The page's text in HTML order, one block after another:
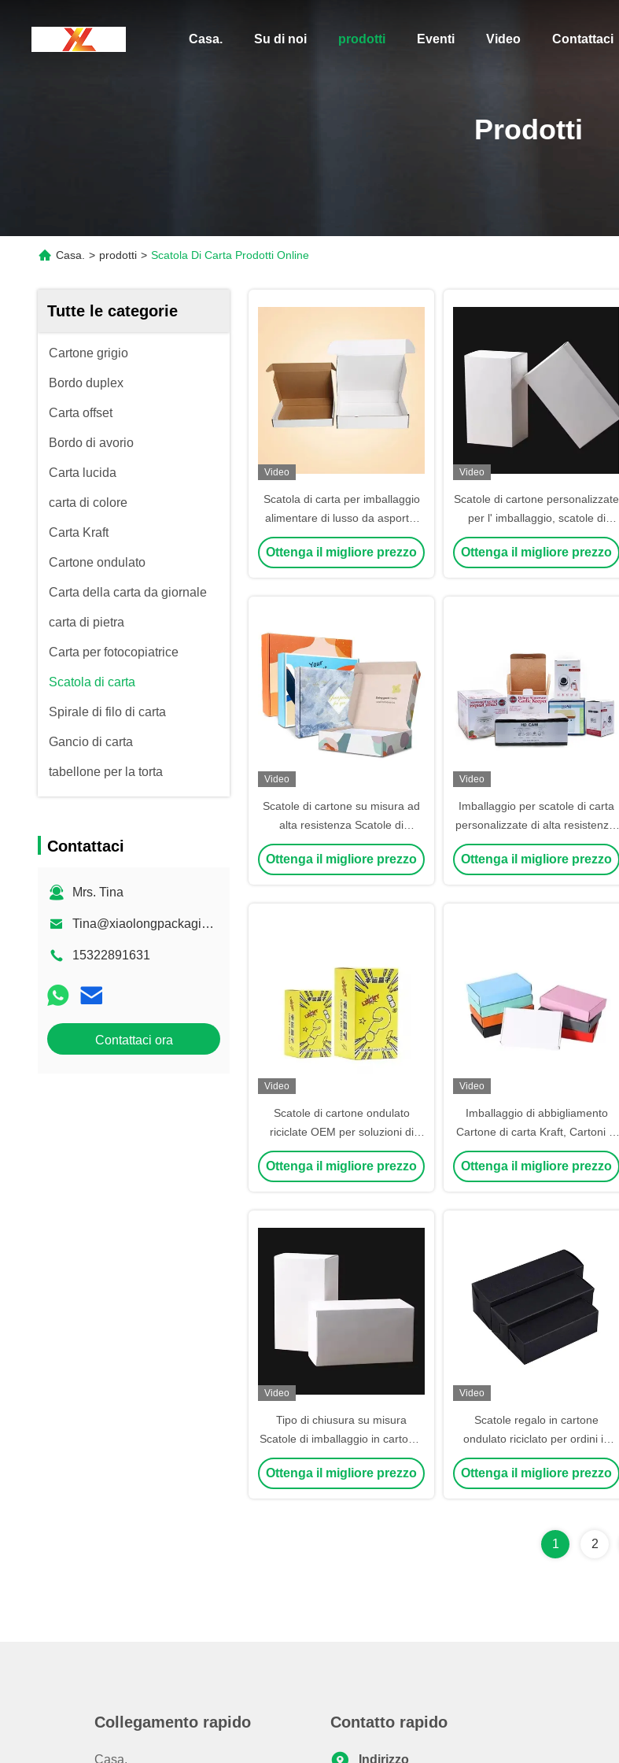
Casa. Su di noi prodotti Eventi Video Contattaci
Prodotti
Casa. > prodotti > Scatola Di Carta Prodotti Online
Tutte le categorie
Cartone grigio
Bordo duplex
Carta offset
Bordo di avorio
Carta lucida
carta di colore
Carta Kraft
Cartone ondulato
Carta della carta da giornale
carta di pietra
Carta per fotocopiatrice
Scatola di carta
Spirale di filo di carta
Gancio di carta
tabellone per la torta
Contattaci
Mrs. Tina
Tina@xiaolongpackaging.com
15322891631
Contattaci ora
Video
Scatola di carta per imballaggio
alimentare di lusso da asporto,
scatola per il pranzo in carta
kraft, OEM
Ottenga il migliore prezzo
Video
Scatole di cartone personalizzate
per l' imballaggio, scatole di
imballaggio in cartone bianco
Ottenga il migliore prezzo
Video
Scatole di cartone su misura ad
alta resistenza Scatole di
imballaggio in carta ondulata
Ottenga il migliore prezzo
Video
Imballaggio per scatole di carta
personalizzate di alta resistenza,
scatole di cartone OEM
Ottenga il migliore prezzo
Video
Scatole di cartone ondulato
riciclate OEM per soluzioni di
imballaggio rigido sostenibile
Ottenga il migliore prezzo
Video
Imballaggio di abbigliamento
Cartone di carta Kraft, Cartoni di
imballaggio stampati su misura
Ottenga il migliore prezzo
Video
Tipo di chiusura su misura
Scatole di imballaggio in cartone,
scatole corrugate
Ottenga il migliore prezzo
Video
Scatole regalo in cartone
ondulato riciclato per ordini in
blocco
Ottenga il migliore prezzo
1 2
Collegamento rapido
Casa.
Contatto rapido
Indirizzo